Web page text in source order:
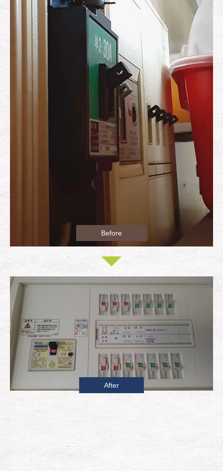
Before
After